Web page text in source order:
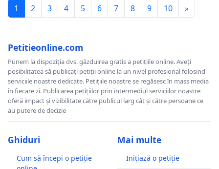
1 2 3 4 5 6 7 8 9 10 »
Petitieonline.com
Punem la dispoziția dvs. găzduirea gratis a petițiile online. Aveți
posibilitatea să publicați petiții online la un nivel profesional folosind
serviciile noastre dedicate. Petițiile noastre se regăsesc în mass media
în fiecare zi. Publicarea petițiilor prin intermediul serviciilor noastre
oferă impact și vizibilitate către publicul larg cât și către persoane ce
au putere de decizie
Ghiduri
Cum să începi o petiție
Mai multe
Inițiază o petiție